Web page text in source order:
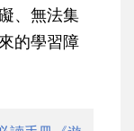
、無法集
的學習障